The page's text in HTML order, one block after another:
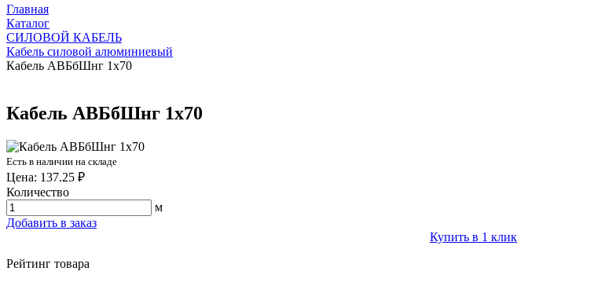
Главная
Каталог
СИЛОВОЙ КАБЕЛЬ
Кабель силовой алюминиевый
Кабель АВБбШнг 1х70
Кабель АВБбШнг 1х70
Есть в наличии на складе
Цена: 137.25 ₽
Количество
м
Добавить в заказ
Купить в 1 клик
Рейтинг товара